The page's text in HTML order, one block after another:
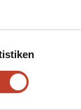
der im
Männer